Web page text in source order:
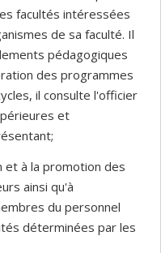
facultés intéressées
de sa faculté. Il
pédagogiques
des programmes
il consulte l'officier
et
et à la promotion des
ainsi qu'à
du personnel
déterminées par les